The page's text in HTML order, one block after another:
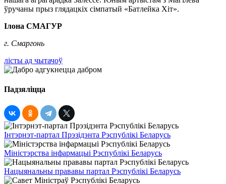
ўручаны прыз глядацкіх сімпатый «Батлейка Хіт».
Ілона СМАГУР
г. Смаргонь
лісты ад чытачоў
Падзяліцца
Інтэрнэт-партал Прэзідэнта Рэспублікі Беларусь
Міністэрства інфармацыі Рэспублікі Беларусь
Нацыянальны прававы партал Рэспублікі Беларусь